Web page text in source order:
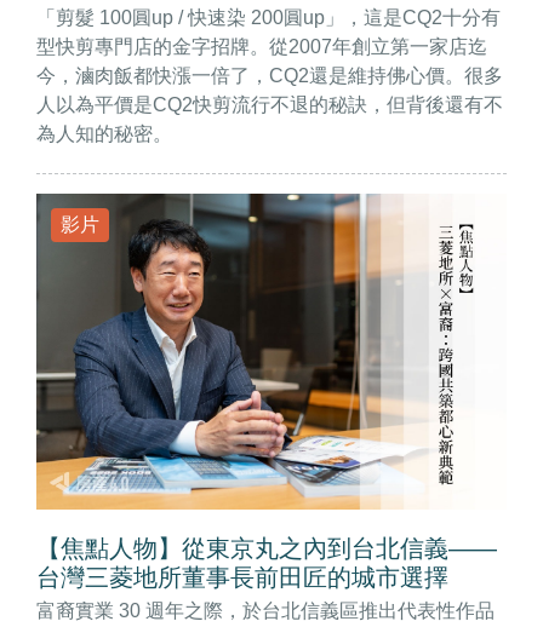
「剪髮 100圓up / 快速染 200圓up」，這是CQ2十分有
型快剪專門店的金字招牌。從2007年創立第一家店迄
今，滷肉飯都快漲一倍了，CQ2還是維持佛心價。很多
人以為平價是CQ2快剪流行不退的秘訣，但背後還有不
為人知的秘密。
影片
【焦點人物】從東京丸之內到台北信義——
台灣三菱地所董事長前田匠的城市選擇
富裔實業 30 週年之際，於台北信義區推出代表性作品